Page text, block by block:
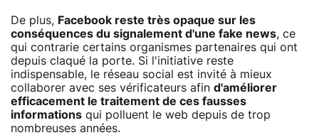
De plus, Facebook reste très opaque sur les
conséquences du signalement d'une fake news, ce
qui contrarie certains organismes partenaires qui ont
depuis claqué la porte. Si l'initiative reste
indispensable, le réseau social est invité à mieux
collaborer avec ses vérificateurs afin d'améliorer
efficacement le traitement de ces fausses
informations qui polluent le web depuis de trop
nombreuses années.